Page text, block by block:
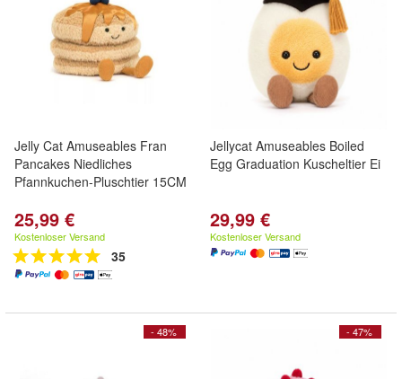
Jelly Cat Amuseables Fran
Pancakes Niedliches
Pfannkuchen-Pluschtier 15CM
25,99 €
Kostenloser Versand
35
Jellycat Amuseables Boiled
Egg Graduation Kuscheltier Ei
29,99 €
Kostenloser Versand
- 48% - 47%